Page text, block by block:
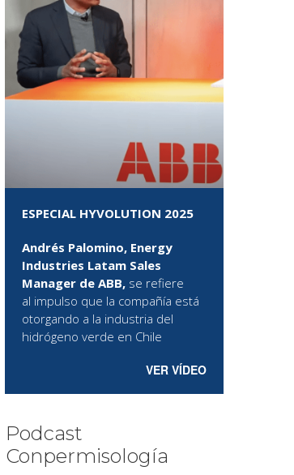
ESPECIAL HYVOLUTION 2025
Andrés Palomino, Energy
Industries Latam Sales
Manager de ABB, se refiere
al impulso que la compañía está
otorgando a la industria del
hidrógeno verde en Chile
VER VÍDEO
Podcast
Conpermisología